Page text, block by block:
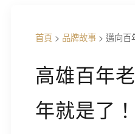
首頁 > 品牌故事 > 邁向百
高雄百年
年就是了！